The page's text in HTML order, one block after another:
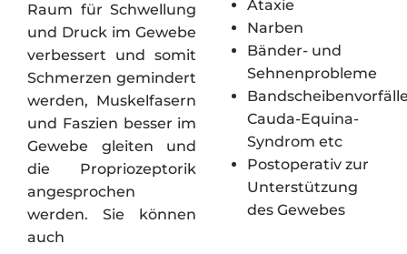
Raum für Schwellung
und Druck im Gewebe
verbessert und somit
Schmerzen gemindert
werden, Muskelfasern
und Faszien besser im
Gewebe gleiten und
die Propriozeptorik
angesprochen
werden. Sie können
auch
Ataxie
Narben
Bänder- und
Sehnenprobleme
Cauda-Equina-
Syndrom etc
Postoperativ zur
Unterstützung
des Gewebes